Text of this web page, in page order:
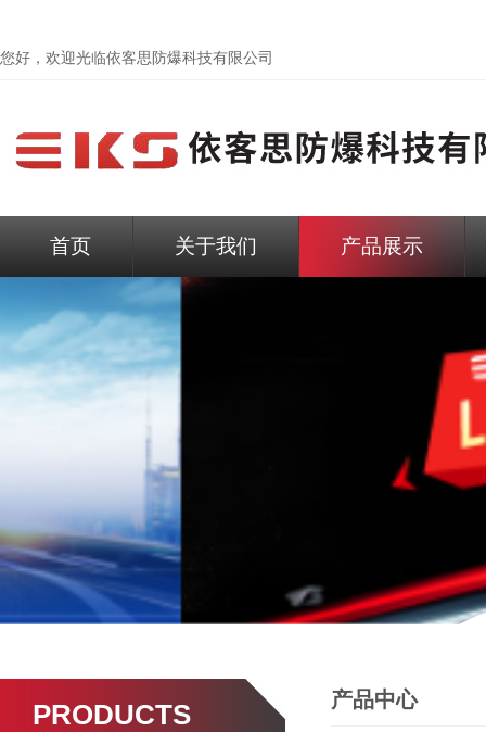
您好，欢迎光临依客思防爆科技有限公司
首页 关于我们 产品展示
PRODUCTS 产品中心